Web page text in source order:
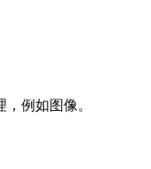
例如图像。